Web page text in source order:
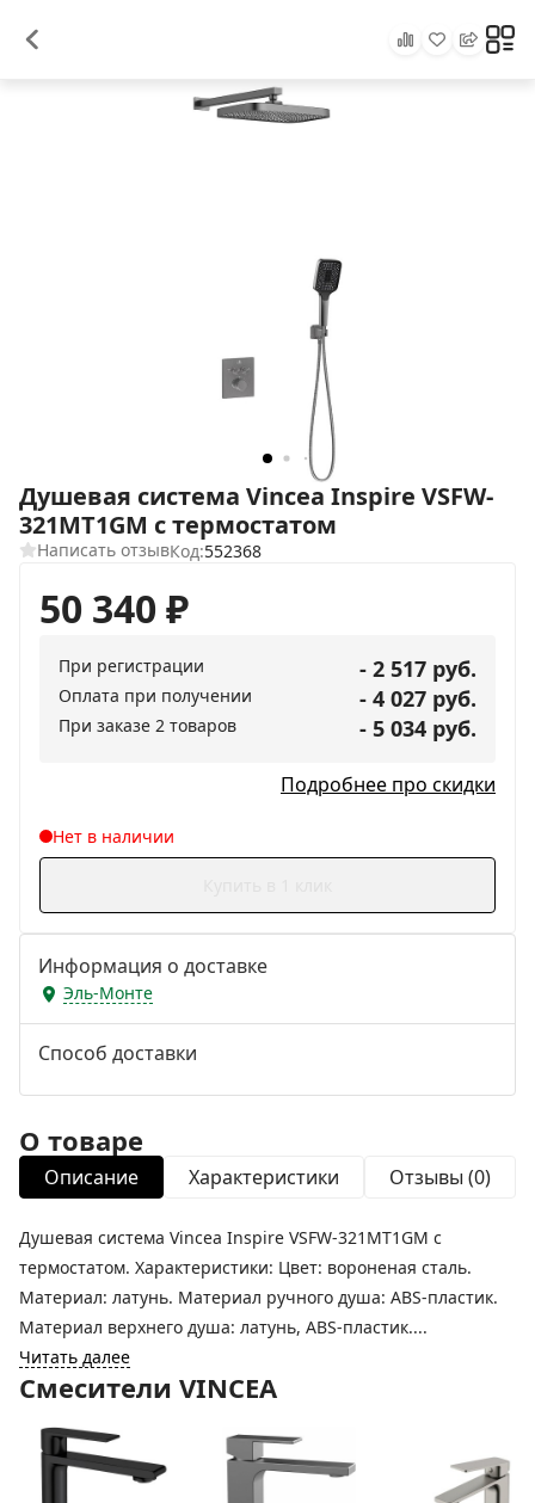
Душевая система Vincea Inspire VSFW-
321MT1GM с термостатом
Написать отзывКод:552368
50 340₽
При регистрации - 2 517 руб.
Оплата при получении - 4 027 руб.
При заказе 2 товаров - 5 034 руб.
Подробнее про скидки
Нет в наличии
Информация о доставке
Эль-Монте
Способ доставки
О товаре
Описание Характеристики Отзывы (0)
Душевая система Vincea Inspire VSFW-321MT1GM с
термостатом. Характеристики: Цвет: вороненая сталь.
Материал: латунь. Материал ручного душа: ABS-пластик.
Материал верхнего душа: латунь, ABS-пластик....
Читать далее
Смесители VINCEA